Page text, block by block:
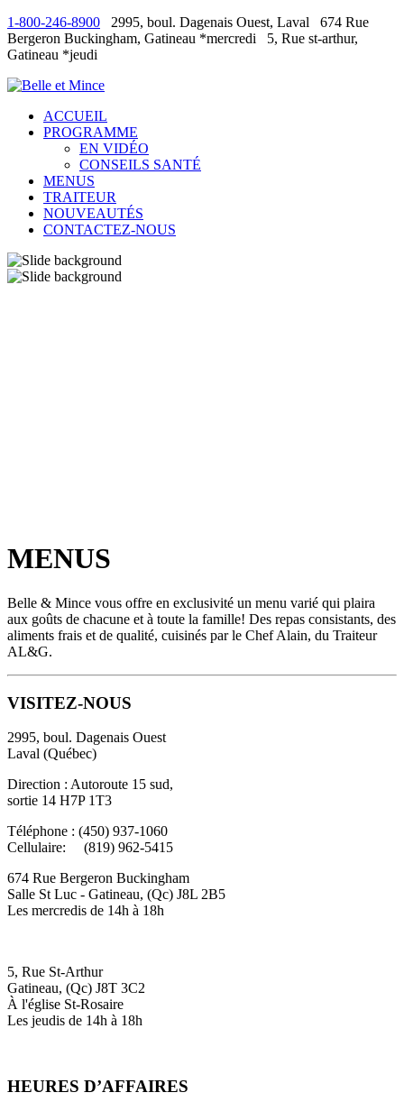
1-800-246-8900 2995, boul. Dagenais Ouest, Laval
674 Rue
Bergeron Buckingham, Gatineau *mercredi
5, Rue st-arthur,
Gatineau *jeudi
ACCUEIL
PROGRAMME
EN VIDÉO
CONSEILS SANTÉ
MENUS
TRAITEUR
NOUVEAUTÉS
CONTACTEZ-NOUS
MENUS
Belle & Mince vous offre en exclusivité un menu varié qui plaira
aux goûts de chacune et à toute la famille! Des repas consistants, des
aliments frais et de qualité, cuisinés par le Chef Alain, du Traiteur
AL&G.
VISITEZ-NOUS
2995, boul. Dagenais Ouest
Laval (Québec)
Direction : Autoroute 15 sud,
sortie 14 H7P 1T3
Téléphone : (450) 937-1060
Cellulaire: (819) 962-5415
674 Rue Bergeron Buckingham
Salle St Luc - Gatineau, (Qc) J8L 2B5
Les mercredis de 14h à 18h
5, Rue St-Arthur
Gatineau, (Qc) J8T 3C2
À l'église St-Rosaire
Les jeudis de 14h à 18h
HEURES D’AFFAIRES